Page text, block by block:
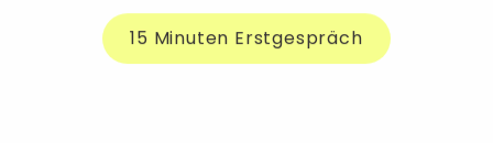
15 Minuten Erstgespräch